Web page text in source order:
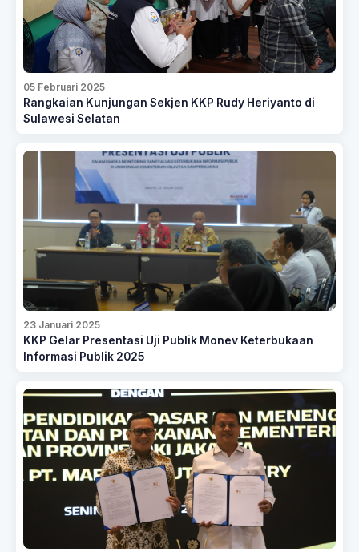
05 Februari 2025
Rangkaian Kunjungan Sekjen KKP Rudy Heriyanto di
Sulawesi Selatan
23 Januari 2025
KKP Gelar Presentasi Uji Publik Monev Keterbukaan
Informasi Publik 2025